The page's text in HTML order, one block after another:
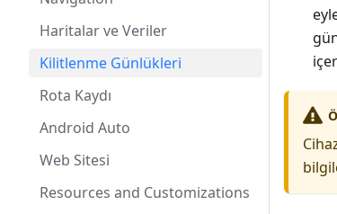
Haritalar ve Veriler
Kilitlenme Günlükleri
Rota Kaydı
Android Auto
Web Sitesi
Resources and Customizations